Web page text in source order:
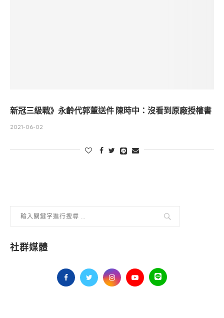
新冠三級戰》永齡代郭董送件 陳時中：沒看到原廠授權書
2021-06-02
社群媒體